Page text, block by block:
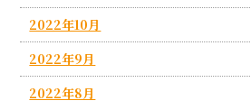
2022年10月
2022年9月
2022年8月